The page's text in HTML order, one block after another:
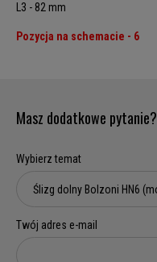
L3 - 82 mm
Pozycja na schemacie - 6
Masz dodatkowe pytanie?